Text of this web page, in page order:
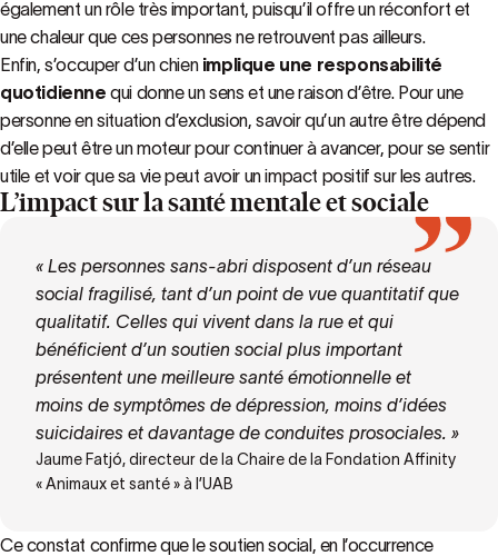
également un rôle très important, puisqu’il offre un réconfort et
une chaleur que ces personnes ne retrouvent pas ailleurs.
Enfin, s’occuper d’un chien implique une responsabilité
quotidienne qui donne un sens et une raison d’être. Pour une
personne en situation d’exclusion, savoir qu’un autre être dépend
d’elle peut être un moteur pour continuer à avancer, pour se sentir
utile et voir que sa vie peut avoir un impact positif sur les autres.
L’impact sur la santé mentale et sociale
« Les personnes sans-abri disposent d’un réseau
social fragilisé, tant d’un point de vue quantitatif que
qualitatif. Celles qui vivent dans la rue et qui
bénéficient d’un soutien social plus important
présentent une meilleure santé émotionnelle et
moins de symptômes de dépression, moins d’idées
suicidaires et davantage de conduites prosociales. »
Jaume Fatjó, directeur de la Chaire de la Fondation Affinity
« Animaux et santé » à l’UAB
Ce constat confirme que le soutien social, en l’occurrence